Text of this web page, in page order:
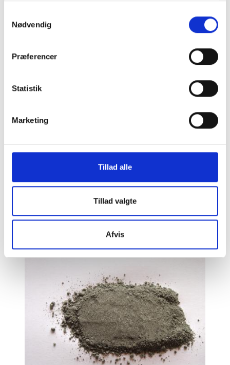
Nødvendig
Præferencer
Statistik
Marketing
Tillad alle
Tillad valgte
Afvis
Flisesand, rød til afretning 0-2 mm, pakket i
bigbag
795 DKK
LÆG I KURV